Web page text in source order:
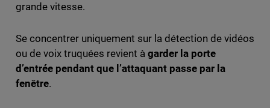
grande vitesse.
Se concentrer uniquement sur la détection de vidéos
ou de voix truquées revient à garder la porte
d’entrée pendant que l’attaquant passe par la
fenêtre.